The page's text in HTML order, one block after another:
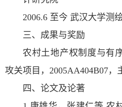
2006.6 至今 武汉大学测
三、成果与奖励
农村土地产权制度与有
攻关项目，2005AA404B07，
四、论文及论著